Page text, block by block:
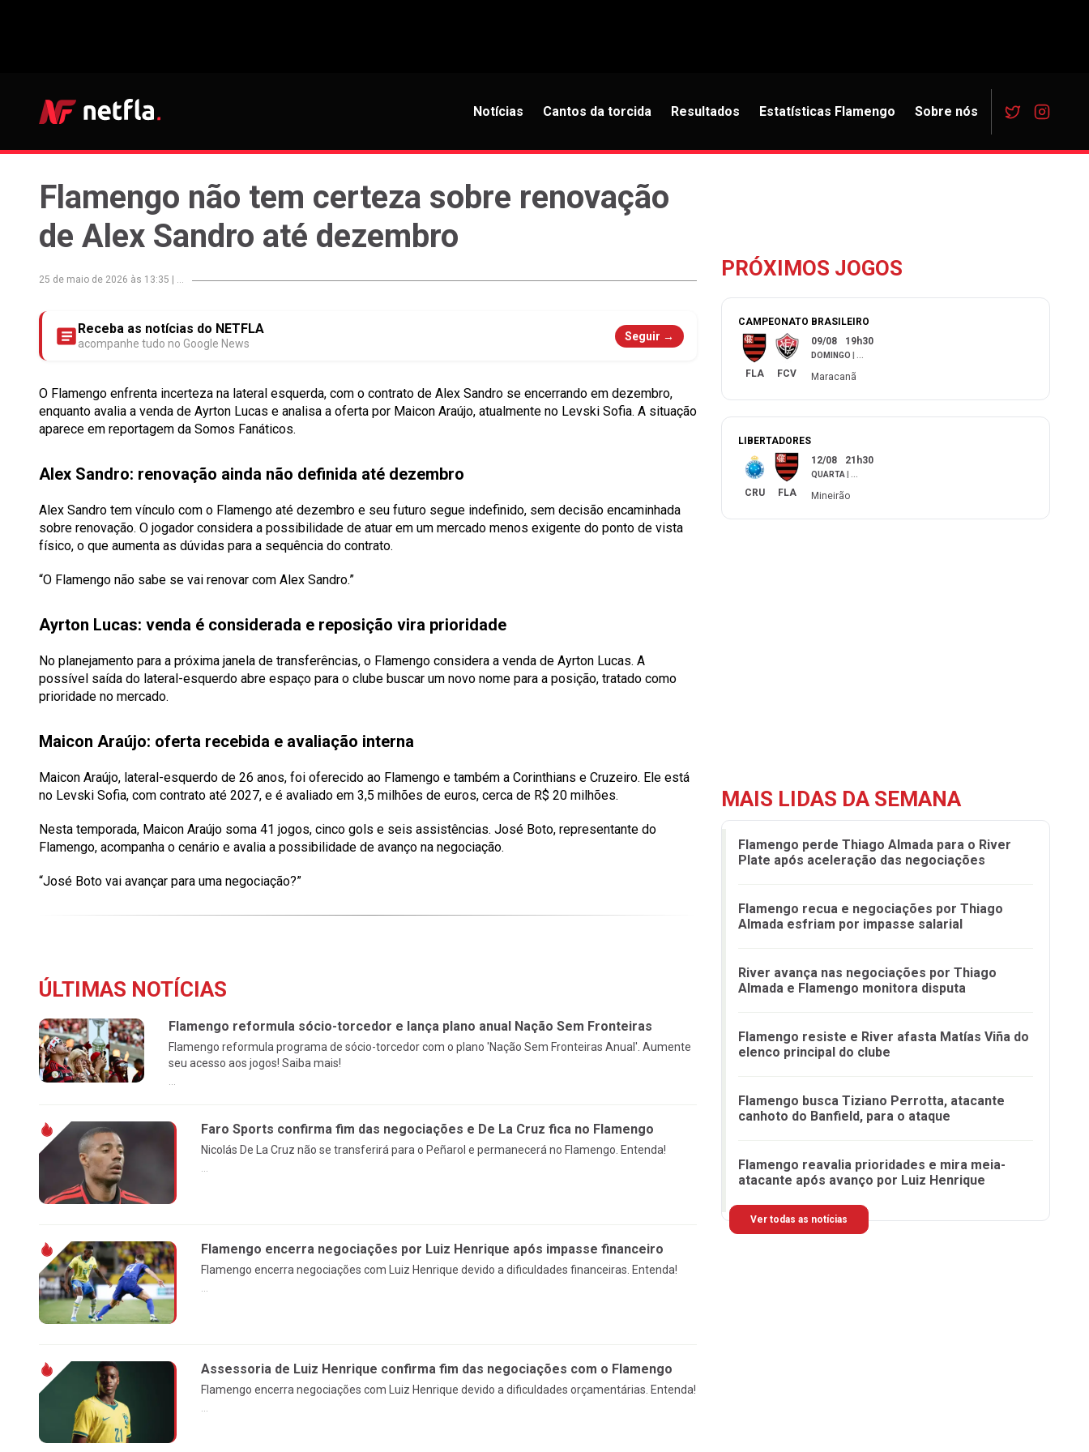
Notícias Cantos da torcida Resultados Estatísticas Flamengo Sobre nós
Flamengo não tem certeza sobre renovação
de Alex Sandro até dezembro
25 de maio de 2026 às 13:35 ...
Receba as notícias do NETFLA
acompanhe tudo no Google News
Seguir →
O Flamengo enfrenta incerteza na lateral esquerda, com o contrato de Alex Sandro se encerrando em dezembro,
enquanto avalia a venda de Ayrton Lucas e analisa a oferta por Maicon Araújo, atualmente no Levski Sofia. A situação
aparece em reportagem da Somos Fanáticos.
Alex Sandro: renovação ainda não definida até dezembro
Alex Sandro tem vínculo com o Flamengo até dezembro e seu futuro segue indefinido, sem decisão encaminhada
sobre renovação. O jogador considera a possibilidade de atuar em um mercado menos exigente do ponto de vista
físico, o que aumenta as dúvidas para a sequência do contrato.
“O Flamengo não sabe se vai renovar com Alex Sandro.”
Ayrton Lucas: venda é considerada e reposição vira prioridade
No planejamento para a próxima janela de transferências, o Flamengo considera a venda de Ayrton Lucas. A
possível saída do lateral-esquerdo abre espaço para o clube buscar um novo nome para a posição, tratado como
prioridade no mercado.
Maicon Araújo: oferta recebida e avaliação interna
Maicon Araújo, lateral-esquerdo de 26 anos, foi oferecido ao Flamengo e também a Corinthians e Cruzeiro. Ele está
no Levski Sofia, com contrato até 2027, e é avaliado em 3,5 milhões de euros, cerca de R$ 20 milhões.
Nesta temporada, Maicon Araújo soma 41 jogos, cinco gols e seis assistências. José Boto, representante do
Flamengo, acompanha o cenário e avalia a possibilidade de avanço na negociação.
“José Boto vai avançar para uma negociação?”
ÚLTIMAS NOTÍCIAS
Flamengo reformula sócio-torcedor e lança plano anual Nação Sem Fronteiras
Flamengo reformula programa de sócio-torcedor com o plano 'Nação Sem Fronteiras Anual'. Aumente
seu acesso aos jogos! Saiba mais!
...
Faro Sports confirma fim das negociações e De La Cruz fica no Flamengo
Nicolás De La Cruz não se transferirá para o Peñarol e permanecerá no Flamengo. Entenda!
...
Flamengo encerra negociações por Luiz Henrique após impasse financeiro
Flamengo encerra negociações com Luiz Henrique devido a dificuldades financeiras. Entenda!
Assessoria de Luiz Henrique confirma fim das negociações com o Flamengo
Flamengo encerra negociações com Luiz Henrique devido a dificuldades orçamentárias. Entenda!
PRÓXIMOS JOGOS
CAMPEONATO BRASILEIRO
FLA FCV
09/08 19h30
DOMINGO
Maracanã
LIBERTADORES
CRU FLA
12/08 21h30
QUARTA
Mineirão
MAIS LIDAS DA SEMANA
Flamengo perde Thiago Almada para o River
Plate após aceleração das negociações
Flamengo recua e negociações por Thiago
Almada esfriam por impasse salarial
River avança nas negociações por Thiago
Almada e Flamengo monitora disputa
Flamengo resiste e River afasta Matías Viña do
elenco principal do clube
Flamengo busca Tiziano Perrotta, atacante
canhoto do Banfield, para o ataque
Flamengo reavalia prioridades e mira meia-
atacante após avanço por Luiz Henrique
Ver todas as notícias